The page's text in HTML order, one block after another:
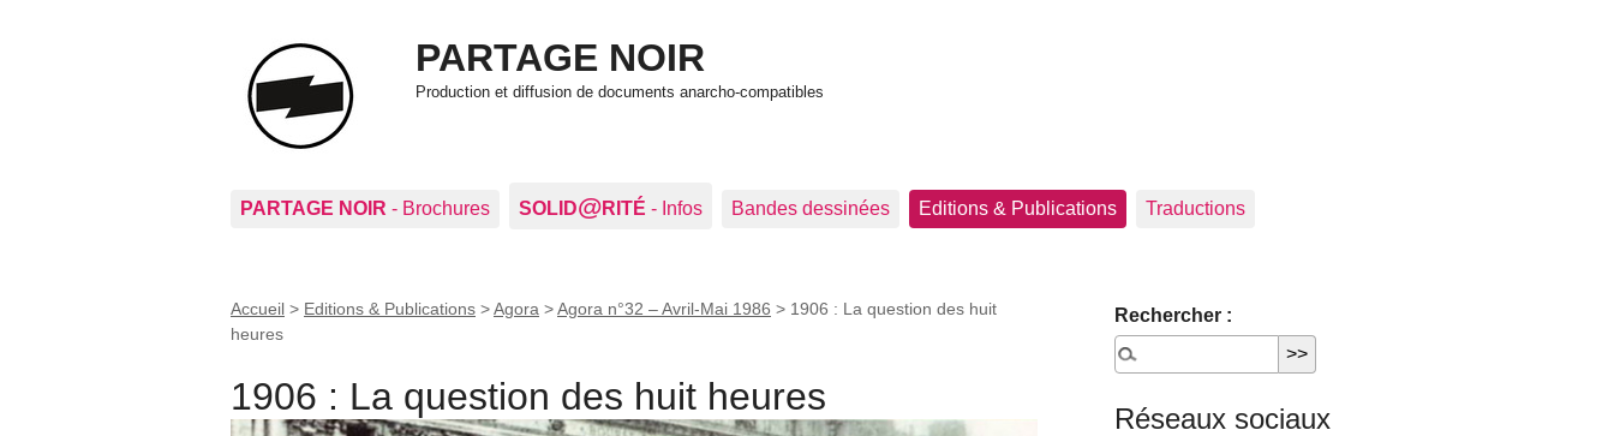
PARTAGE NOIR
Production et diffusion de documents anarcho-compatibles
PARTAGE NOIR - Brochures SOLID@RITÉ - Infos Bandes dessinées Editions & Publications Traductions
Accueil > Editions & Publications >Agora >Agora n°32 – Avril-Mai 1986 > 1906 : La question des huit
heures
1906 : La question des huit heures
Rechercher :
Réseaux sociaux